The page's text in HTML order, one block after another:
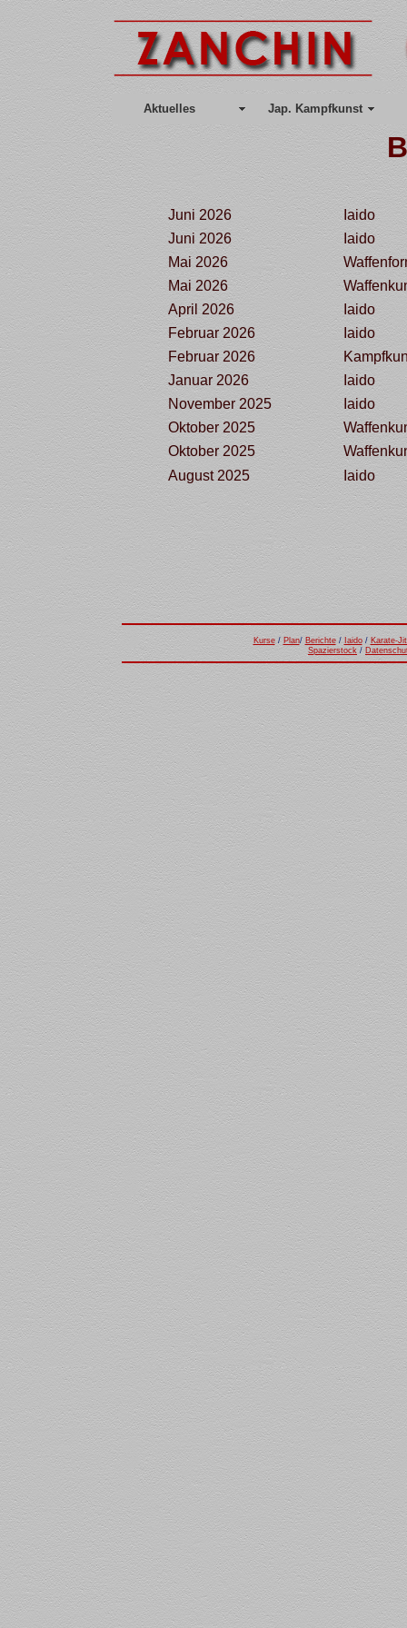
Aktuelles Jap. Kampfkunst
Juni 2026
Iaido
Juni 2026
Iaido
Mai 2026
Mai 2026
April 2026
Iaido
Februar 2026
Iaido
Februar 2026
Januar 2026
Iaido
November 2025
Iaido
Oktober 2025
Oktober 2025
August 2025
Iaido
Kurse/Plan/ Berichte/ Iaido/ Karate-
Spazierstock /